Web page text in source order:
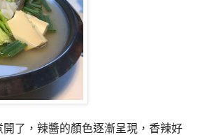
了，辣醬的顏色逐漸呈現，香辣好